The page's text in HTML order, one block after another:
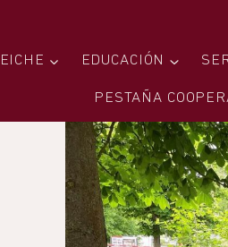
EDUCACIÓN
PESTAÑA